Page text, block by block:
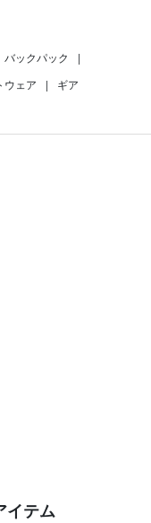
バックパック
|
ウェア | ギア
イテム